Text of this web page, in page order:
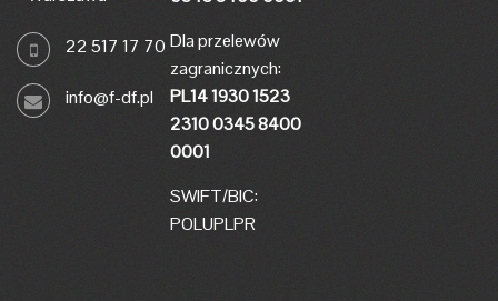
22 517 17 70
info@f-df.pl
Dla przelewów
zagranicznych:
PL14 1930 1523
2310 0345 8400
0001
SWIFT/BIC:
POLUPLPR